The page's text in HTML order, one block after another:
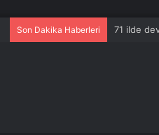
Son Dakika Haberleri 71 ilde